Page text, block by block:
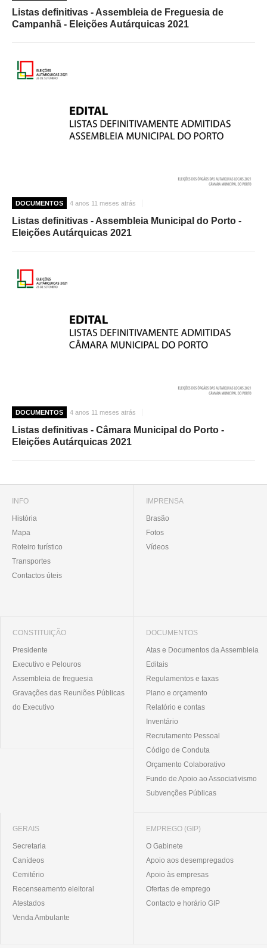
Listas definitivas - Assembleia de Freguesia de
Campanhã - Eleições Autárquicas 2021
DOCUMENTOS 4 anos 11 meses atrás
Listas definitivas - Assembleia Municipal do Porto -
Eleições Autárquicas 2021
DOCUMENTOS 4 anos 11 meses atrás
Listas definitivas - Câmara Municipal do Porto -
Eleições Autárquicas 2021
INFO
História
Mapa
Roteiro turístico
Transportes
Contactos úteis
IMPRENSA
Brasão
Fotos
Vídeos
CONSTITUIÇÃO
Presidente
Executivo e Pelouros
Assembleia de freguesia
Gravações das Reuniões Públicas
do Executivo
DOCUMENTOS
Atas e Documentos da Assembleia
Editais
Regulamentos e taxas
Plano e orçamento
Relatório e contas
Inventário
Recrutamento Pessoal
Código de Conduta
Orçamento Colaborativo
Fundo de Apoio ao Associativismo
Subvenções Públicas
GERAIS
Secretaria
Canídeos
Cemitério
Recenseamento eleitoral
Atestados
Venda Ambulante
EMPREGO (GIP)
O Gabinete
Apoio aos desempregados
Apoio às empresas
Ofertas de emprego
Contacto e horário GIP